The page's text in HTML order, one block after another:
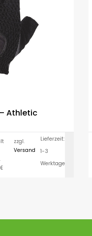
Athletic
zzgl.
Versand
Lieferzeit:
1-3
Werktage